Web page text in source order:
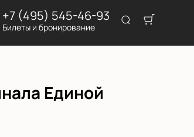
+7 (495) 545-46-93
Билеты и бронирование
Единой